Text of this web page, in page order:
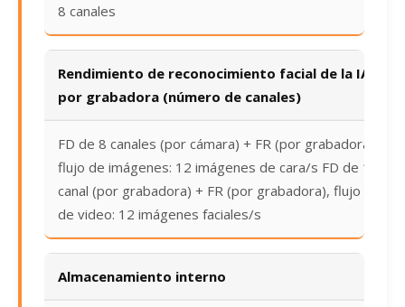
8 canales
Rendimiento de reconocimiento facial de la IA
por grabadora (número de canales)
FD de 8 canales (por cámara) + FR (por grabadora),
flujo de imágenes: 12 imágenes de cara/s FD de 1
canal (por grabadora) + FR (por grabadora), flujo
de video: 12 imágenes faciales/s
Almacenamiento interno